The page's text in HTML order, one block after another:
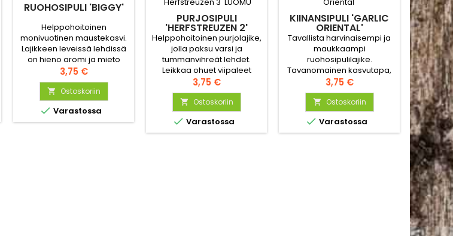
RUOHOSIPULI 'BIGGY'
Helppohoitoinen
monivuotinen maustekasvi.
Lajikkeen leveissä lehdissä
on hieno aromi ja mieto
sipulinmaku. Sopii
pakastukseen. Kukinnot
houkuttelee perhosia.
Hinta
3,75 €
 Ostoskoriin
 Varastossa
PURJOSIPULI
'HERFSTREUZEN 2'
LUOMU
Helppohoitoinen purjolajike,
jolla paksu varsi ja
tummanvihreät lehdet.
Leikkaa ohuet viipaleet
salaattiin tai marinoi. Multaa
taimet, saat pitkät valkeat
varret. Riittoisuus 40-50
kasvia.
Hinta
3,75 €
 Ostoskoriin
 Varastossa
KIINANSIPULI 'GARLIC
ORIENTAL'
Tavallista harvinaisempi ja
maukkaampi
ruohosipulilajike.
Tavanomainen kasvutapa,
mutta maku on
mausteisempi ja siinä
selkeä valkosipulin aromi.
Tuoreita lehtiä käytetään
salaatteihin, kastikkeisiin ja
moniin ruokiin.
Hinta
3,75 €
 Ostoskoriin
 Varastossa
